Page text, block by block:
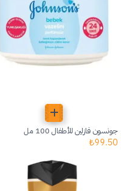
جونسون فازلين للأطفال 100 مل
99.50
₺